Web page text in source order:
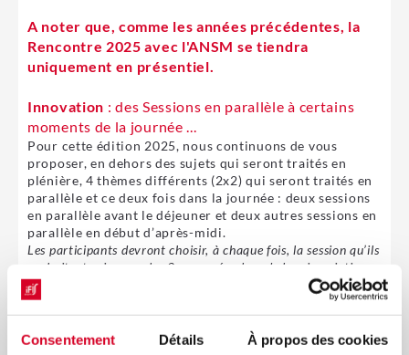
Consentement Détails À propos des cookies
A noter que, comme les années précédentes, la
Rencontre 2025 avec l'ANSM se tiendra
uniquement en présentiel.
Innovation : des Sessions en parallèle à certains
moments de la journée ...
Pour cette édition 2025, nous continuons de vous
proposer, en dehors des sujets qui seront traités en
plénière, 4 thèmes différents (2x2) qui seront traités en
parallèle et ce deux fois dans la journée : deux sessions
en parallèle avant le déjeuner et deux autres sessions en
parallèle en début d’après-midi.
Les participants devront choisir, à chaque fois, la session qu’ils
souhaitent suivre sur les 2 proposées, lors de leur inscription.
Etant
donné la proximité du séminaire de Rencontre avec
l’ANSM du 5 décembre et les Journées de la Qualité